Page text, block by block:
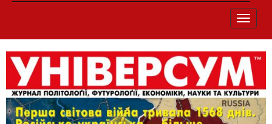
TOGGLE